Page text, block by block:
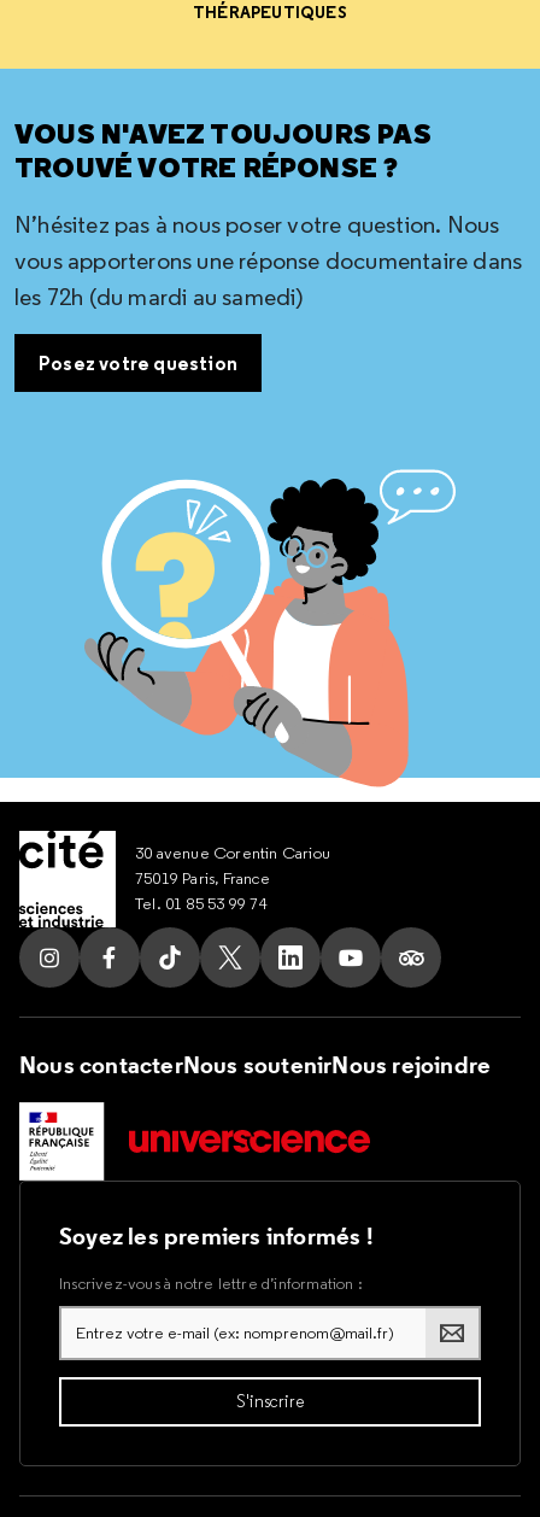
THÉRAPEUTIQUES
VOUS N'AVEZ TOUJOURS PAS
TROUVÉ VOTRE RÉPONSE ?
N’hésitez pas à nous poser votre question. Nous
vous apporterons une réponse documentaire dans
les 72h (du mardi au samedi)
Posez votre question
30 avenue Corentin Cariou
75019 Paris, France
Tel. 01 85 53 99 74
Suivez nous sur Instagram
Suivez nous sur Facebook
Suivez nous sur Tik Tok
Suivez nous sur X
Suivez nous sur LinkedIn
Suivez nous sur
Suivez nous
Nous contacterNous soutenirNous rejoindre
Soyez les premiers informés !
Inscrivez-vous à notre lettre d’information :